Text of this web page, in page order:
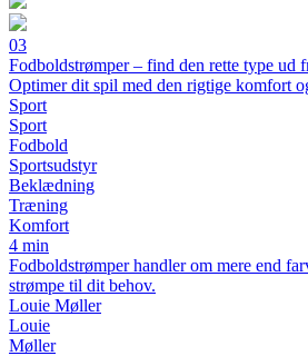
03
Fodboldstrømper – find den rette type ud
Optimer dit spil med den rigtige komfort
Sport
Sport
Fodbold
Sportsudstyr
Beklædning
Træning
Komfort
4 min
Fodboldstrømper handler om mere end
strømpe til dit behov.
Louie Møller
Louie
Møller